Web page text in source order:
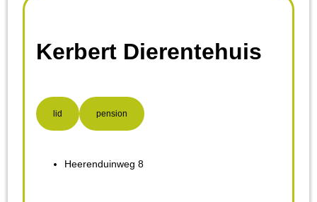
Kerbert Dierentehuis
lid pension
Heerenduinweg 8